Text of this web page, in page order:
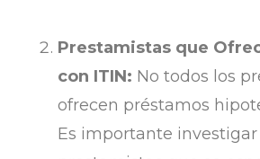
Prestamistas que
con ITIN: No todos los
ofrecen préstamos
Es importante